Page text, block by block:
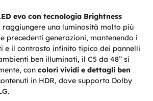
evo con tecnologia Brightness
raggiungere una luminosità molto più
precedenti generazioni, mantenendo i
e il contrasto infinito tipico dei pannelli
ben illuminati, il C5 da 48” si
con colori vividi e dettagli ben
in HDR, dove supporta Dolby